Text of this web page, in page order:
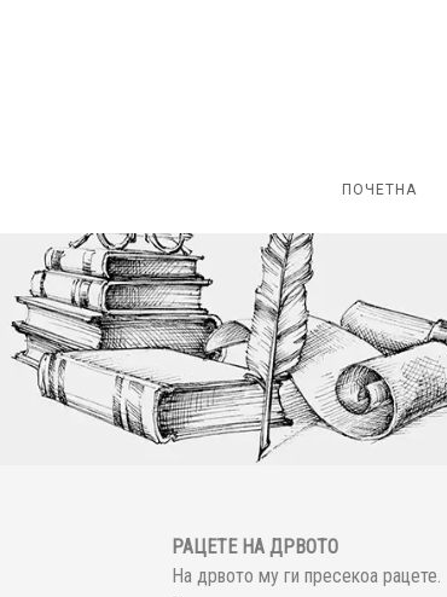
ПОЧЕТНА
РАЦЕТЕ НА ДРВОТО
На дрвото му ги пресекоа рацете.